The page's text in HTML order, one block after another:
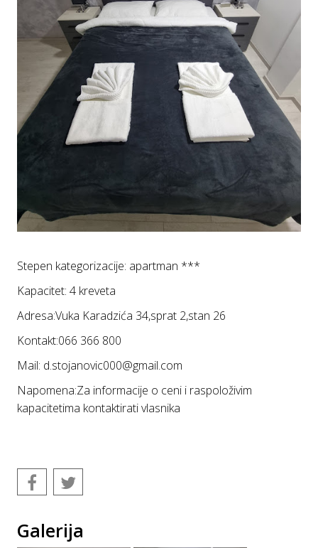
Stepen kategorizacije: apartman ***
Kapacitet: 4 kreveta
Adresa:Vuka Karadzića 34,sprat 2,stan 26
Kontakt:066 366 800
Mail: d.stojanovic000@gmail.com
Napomena:Za informacije o ceni i raspoloživim
kapacitetima kontaktirati vlasnika
Galerija